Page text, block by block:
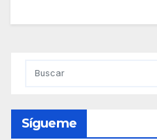
Sígueme